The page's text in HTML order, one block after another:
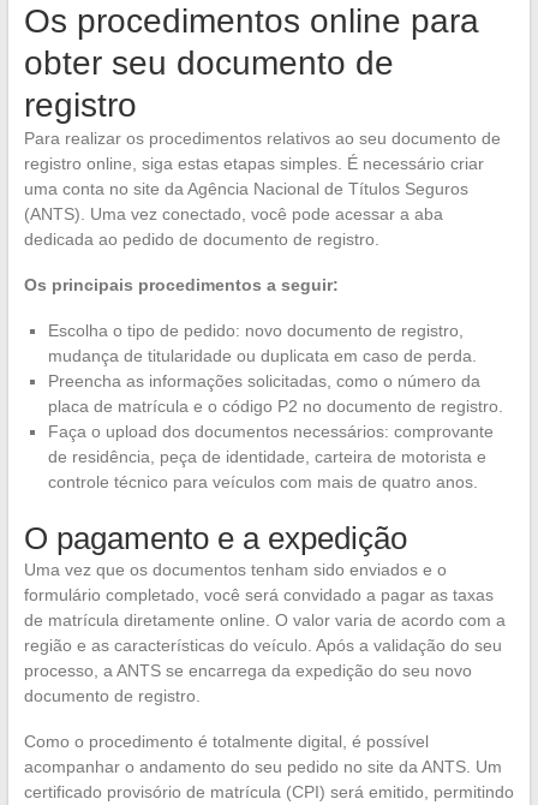
Os procedimentos online para
obter seu documento de
registro
Para realizar os procedimentos relativos ao seu documento de
registro online, siga estas etapas simples. É necessário criar
uma conta no site da Agência Nacional de Títulos Seguros
(ANTS). Uma vez conectado, você pode acessar a aba
dedicada ao pedido de documento de registro.
Os principais procedimentos a seguir:
Escolha o tipo de pedido: novo documento de registro,
mudança de titularidade ou duplicata em caso de perda.
Preencha as informações solicitadas, como o número da
placa de matrícula e o código P2 no documento de registro.
Faça o upload dos documentos necessários: comprovante
de residência, peça de identidade, carteira de motorista e
controle técnico para veículos com mais de quatro anos.
O pagamento e a expedição
Uma vez que os documentos tenham sido enviados e o
formulário completado, você será convidado a pagar as taxas
de matrícula diretamente online. O valor varia de acordo com a
região e as características do veículo. Após a validação do seu
processo, a ANTS se encarrega da expedição do seu novo
documento de registro.
Como o procedimento é totalmente digital, é possível
acompanhar o andamento do seu pedido no site da ANTS. Um
certificado provisório de matrícula (CPI) será emitido, permitindo